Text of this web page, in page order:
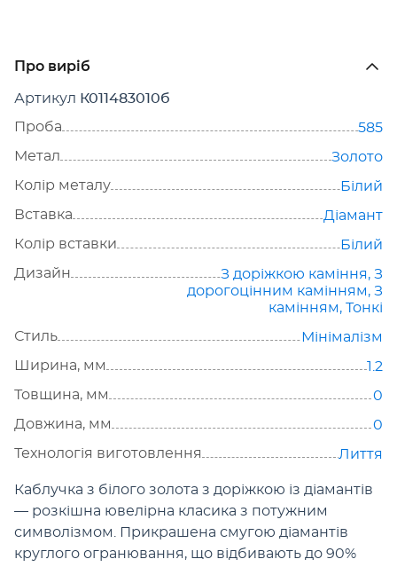
Про виріб
Артикул К011483010б
Проба
585
Метал
Золото
Колір металу
Білий
Вставка
Діамант
Колір вставки
Білий
Дизайн
З доріжкою каміння, З
дорогоцінним камінням, З
камінням, Тонкі
Стиль
Мінімалізм
Ширина, мм
1.2
Товщина, мм
0
Довжина, мм
0
Технологія виготовлення
Лиття
Каблучка з білого золота з доріжкою із діамантів
— розкішна ювелірна класика з потужним
символізмом. Прикрашена смугою діамантів
круглого огранювання, що відбивають до 90%